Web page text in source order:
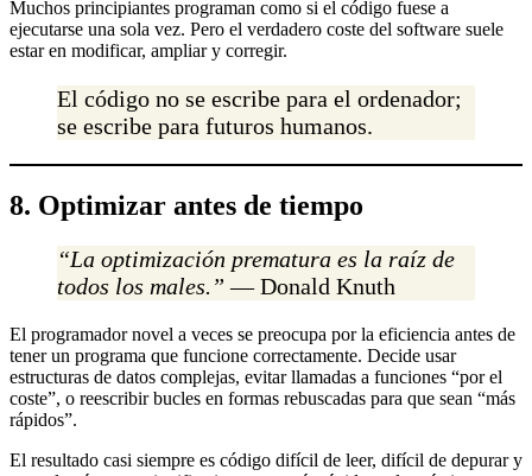
Muchos principiantes programan como si el código fuese a
ejecutarse una sola vez. Pero el verdadero coste del software suele
estar en modificar, ampliar y corregir.
El código no se escribe para el ordenador;
se escribe para futuros humanos.
8. Optimizar antes de tiempo
“La optimización prematura es la raíz de
todos los males.” — Donald Knuth
El programador novel a veces se preocupa por la eficiencia antes de
tener un programa que funcione correctamente. Decide usar
estructuras de datos complejas, evitar llamadas a funciones “por el
coste”, o reescribir bucles en formas rebuscadas para que sean “más
rápidos”.
El resultado casi siempre es código difícil de leer, difícil de depurar y